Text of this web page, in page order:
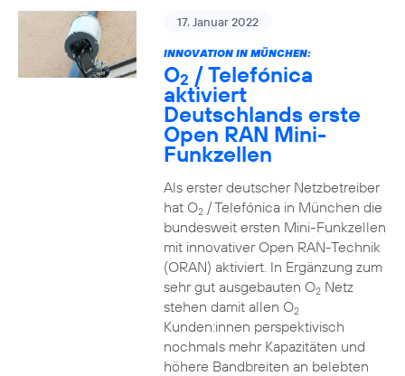
17. Januar 2022
INNOVATION IN MÜNCHEN:
O2 / Telefónica
aktiviert
Deutschlands erste
Open RAN Mini-
Funkzellen
Als erster deutscher Netzbetreiber
hat O2/ Telefónica in München die
bundesweit ersten Mini-Funkzellen
mit innovativer Open RAN-Technik
(ORAN) aktiviert. In Ergänzung zum
sehr gut ausgebauten O2Netz
stehen damit allen O2
Kunden:innen perspektivisch
nochmals mehr Kapazitäten und
höhere Bandbreiten an belebten